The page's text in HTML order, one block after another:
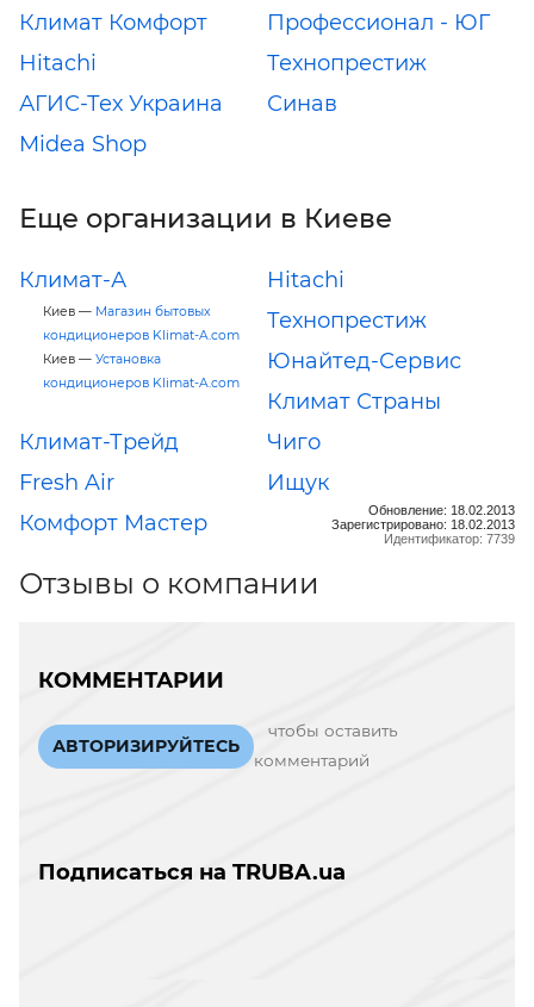
Климат Комфорт
Профессионал - ЮГ
Hitachi
Технопрестиж
АГИС-Тех Украина
Синав
Midea Shop
Еще организации в Киеве
Климат-А
Киев — Магазин бытовых
кондиционеров Klimat-A.com
Киев — Установка
кондиционеров Klimat-A.com
Hitachi
Технопрестиж
Юнайтед-Сервис
Климат Страны
Климат-Трейд
Чиго
Fresh Air
Ищук
Комфорт Мастер
Обновление: 18.02.2013
Зарегистрировано: 18.02.2013
Идентификатор: 7739
Отзывы о компании
КОММЕНТАРИИ
АВТОРИЗИРУЙТЕСЬ
чтобы оставить
комментарий
Подписаться на TRUBA.ua